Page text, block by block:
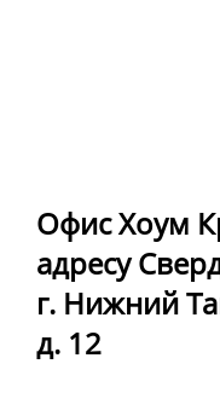
Офис Хоум
адресу
г. Нижний
д. 12